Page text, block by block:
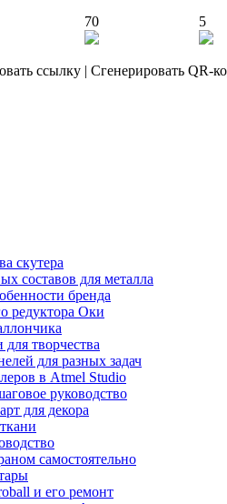
70 5
ссылку | Сгенерировать QR-
скутера
составов для металла
бренда
редуктора Оки
творчества
для разных задач
в Atmel Studio
руководство
для декора
самостоятельно
и его ремонт